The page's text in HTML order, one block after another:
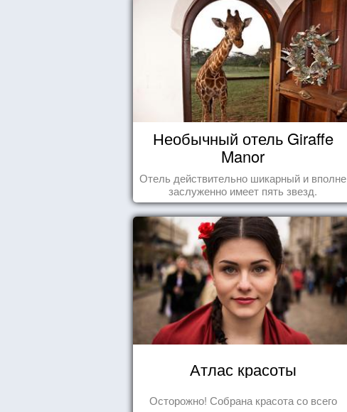
Необычный отель Giraffe
Manor
Отель действительно шикарный и вполне
заслуженно имеет пять звезд.
Атлас красоты
Осторожно! Собрана красота со всего